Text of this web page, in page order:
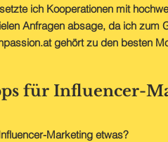
ich Kooperationen mit
Anfragen absage, da ich zum
gehört zu den besten
für Influencer-
Marketing etwas?